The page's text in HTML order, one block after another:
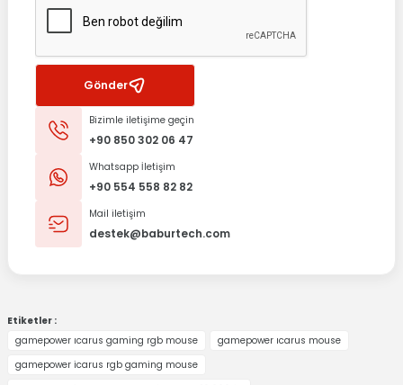
Gönder
Bizimle iletişime geçin
+90 850 302 06 47
Whatsapp İletişim
+90 554 558 82 82
Mail iletişim
destek@baburtech.com
Etiketler :
gamepower ıcarus gaming rgb mouse
gamepower ıcarus mouse
gamepower icarus rgb gaming mouse